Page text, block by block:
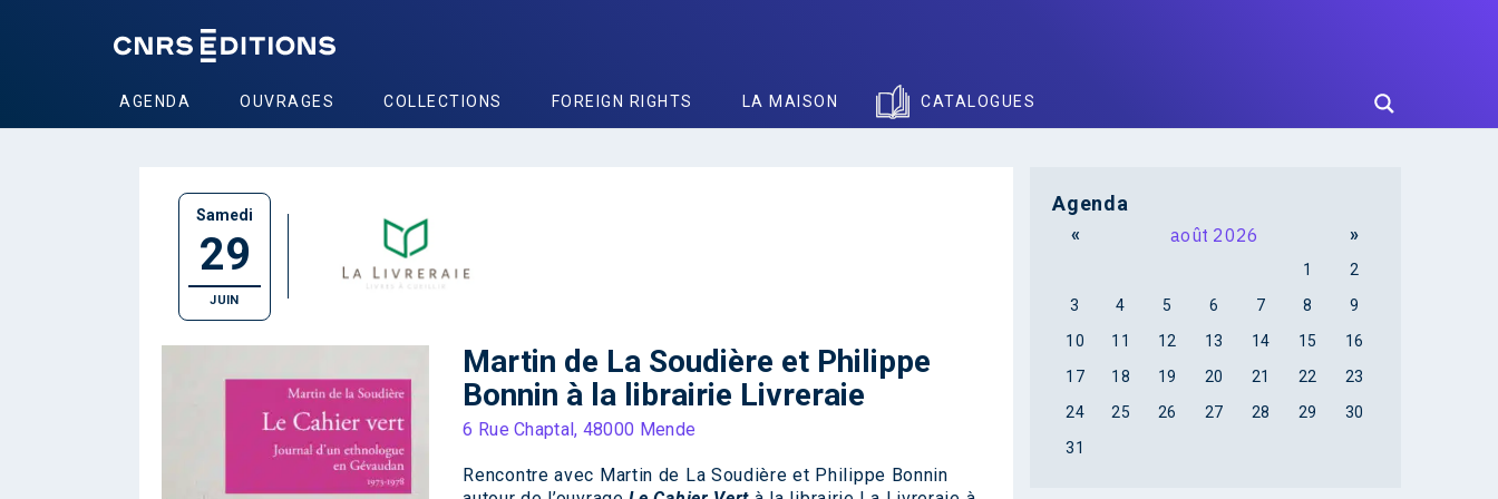
AGENDA OUVRAGES COLLECTIONS FOREIGN RIGHTS LA MAISON CATALOGUES
Samedi
29
JUIN
Martin de La Soudière et Philippe
Bonnin à la librairie Livreraie
6 Rue Chaptal, 48000 Mende
Rencontre avec Martin de La Soudière et Philippe Bonnin
Agenda
« août 2026 »
1
2
3
4 5 6 7 8
9
10
11 12 13 14 15
16
17
18 19 20 21 22
23
24
25 26 27 28 29
30
31